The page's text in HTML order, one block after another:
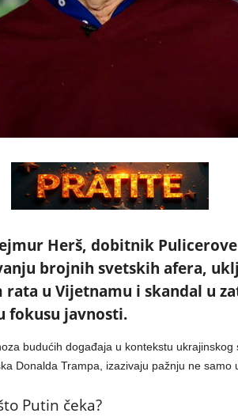
Herš, dobitnik
brojnih svetskih afera,
rata u Vijetnamu i skandal u
fokusu javnosti.
budućih događaja u kontekstu ukrajinskog
Donalda Trampa, izazivaju pažnju ne samo
Putin čeka?